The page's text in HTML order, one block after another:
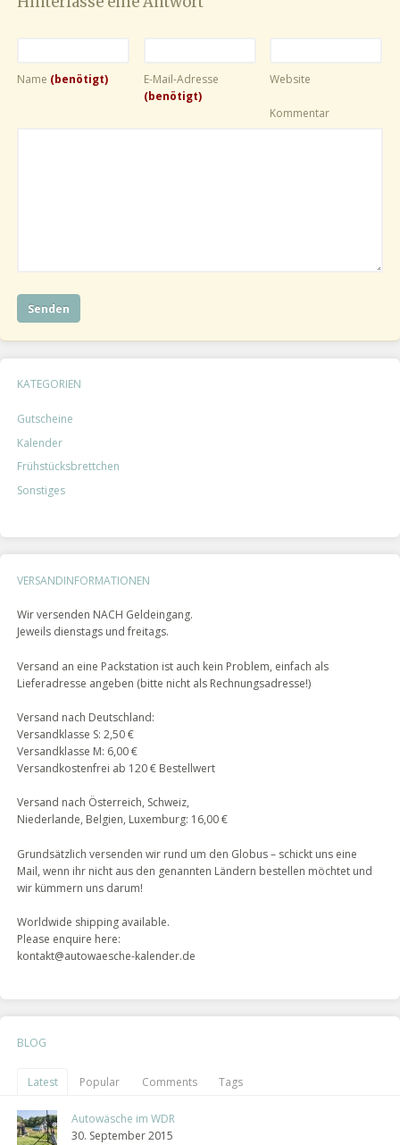
Name (benötigt)
E-Mail-Adresse
(benötigt)
Website
Kommentar
KATEGORIEN
Gutscheine
Kalender
Frühstücks­brettchen
Sonstiges
VERSANDINFORMATIONEN
Wir versenden NACH Geldeingang.
Jeweils dienstags und freitags.
Versand an eine Packstation ist auch kein Problem, einfach als
Lieferadresse angeben (bitte nicht als Rechnungsadresse!)
Versand nach Deutschland:
Versandklasse S: 2,50 €
Versandklasse M: 6,00 €
Versandkostenfrei ab 120 € Bestellwert
Versand nach Österreich, Schweiz,
Niederlande, Belgien, Luxemburg: 16,00 €
Grundsätzlich versenden wir rund um den Globus – schickt uns eine
Mail, wenn ihr nicht aus den genannten Ländern bestellen möchtet und
wir kümmern uns darum!
Worldwide shipping available.
Please enquire here:
kontakt@autowaesche-kalender.de
BLOG
Latest Popular Comments Tags
Autowäsche im WDR
30. September 2015